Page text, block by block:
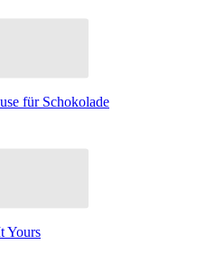
für Schokolade
Yours